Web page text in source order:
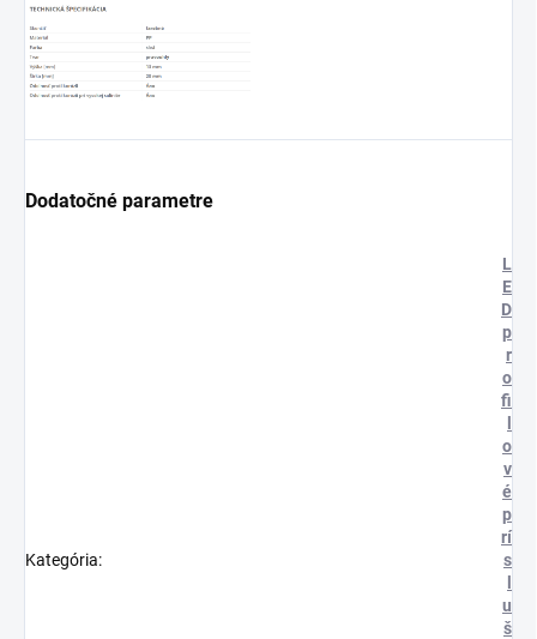
Dodatočné parametre
Kategória:
L
E
D
p
r
o
fi
o
v
é
p
rí
s
u
š